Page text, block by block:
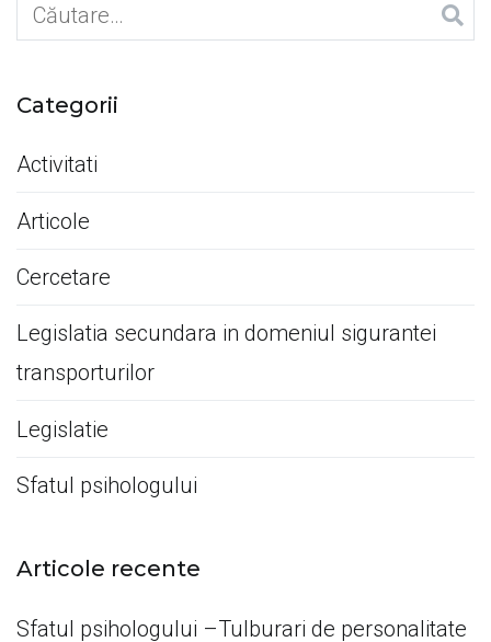
Caută
după:
Categorii
Activitati
Articole
Cercetare
Legislatia secundara in domeniul sigurantei
transporturilor
Legislatie
Sfatul psihologului
Articole recente
Sfatul psihologului –Tulburari de personalitate